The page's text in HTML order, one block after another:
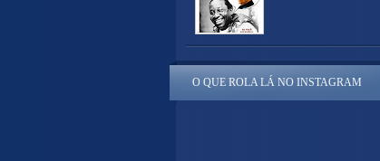
O QUE ROLA LÁ NO INSTAGRAM